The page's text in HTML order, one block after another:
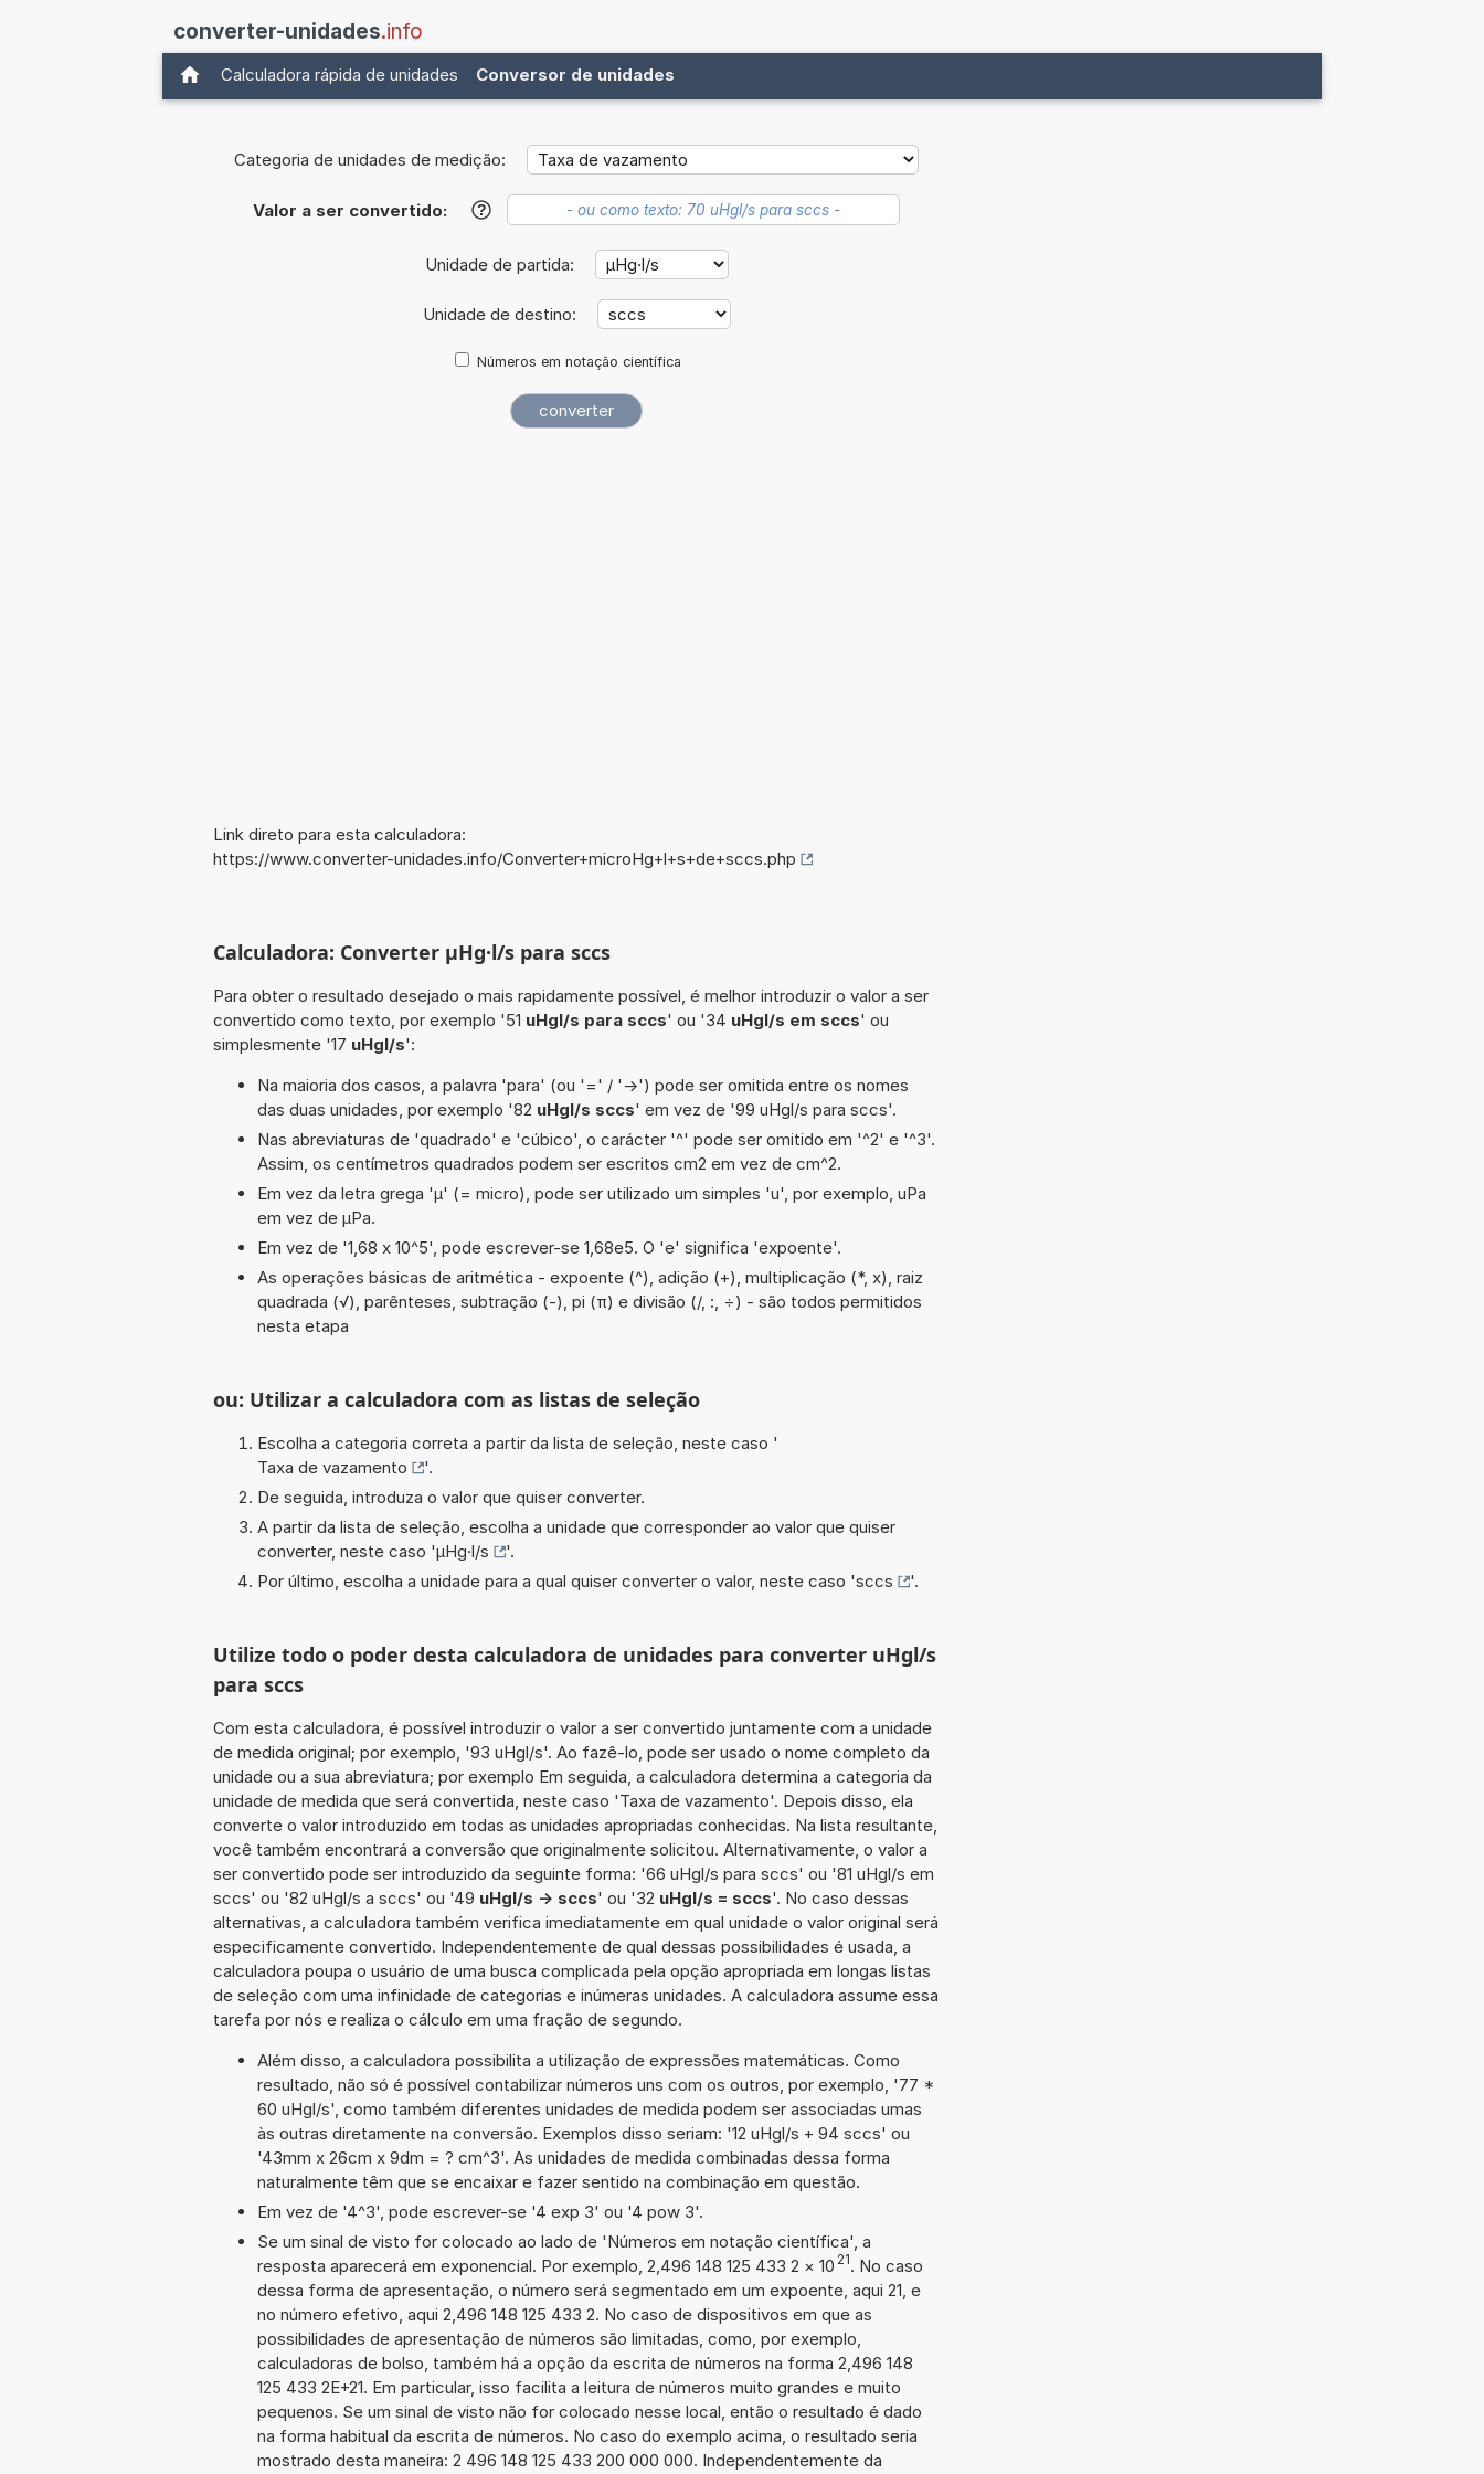
converter-unidades.info
Calculadora rápida de unidades Conversor de unidades
Categoria de unidades de medição:
Valor a ser convertido: ?
Unidade de partida:
Unidade de destino:
Números em notação científica
Link direto para esta calculadora:
https://www.converter-unidades.info/Converter+microHg+l+s+de+sccs.php
Calculadora: Converter µHg·l/s para sccs
Para obter o resultado desejado o mais rapidamente possível, é melhor introduzir o valor a ser
convertido como texto, por exemplo '51 uHgl/s para sccs' ou '34 uHgl/s em sccs' ou
simplesmente '17 uHgl/s':
Na maioria dos casos, a palavra 'para' (ou '=' / '->') pode ser omitida entre os nomes
das duas unidades, por exemplo '82 uHgl/s sccs' em vez de '99 uHgl/s para sccs'.
Nas abreviaturas de 'quadrado' e 'cúbico', o carácter '^' pode ser omitido em '^2' e '^3'.
Assim, os centímetros quadrados podem ser escritos cm2 em vez de cm^2.
Em vez da letra grega 'µ' (= micro), pode ser utilizado um simples 'u', por exemplo, uPa
em vez de µPa.
Em vez de '1,68 x 10^5', pode escrever-se 1,68e5. O 'e' significa 'expoente'.
As operações básicas de aritmética - expoente (^), adição (+), multiplicação (*, x), raiz
quadrada (√), parênteses, subtração (-), pi (π) e divisão (/, :, ÷) - são todos permitidos
nesta etapa
ou: Utilizar a calculadora com as listas de seleção
Escolha a categoria correta a partir da lista de seleção, neste caso '
Taxa de vazamento
'.
De seguida, introduza o valor que quiser converter.
A partir da lista de seleção, escolha a unidade que corresponder ao valor que quiser
converter, neste caso 'µHg·l/s
'.
Por último, escolha a unidade para a qual quiser converter o valor, neste caso 'sccs '.
Utilize todo o poder desta calculadora de unidades para converter uHgl/s
para sccs
Com esta calculadora, é possível introduzir o valor a ser convertido juntamente com a unidade
de medida original; por exemplo, '93 uHgl/s'. Ao fazê-lo, pode ser usado o nome completo da
unidade ou a sua abreviatura; por exemplo Em seguida, a calculadora determina a categoria da
unidade de medida que será convertida, neste caso 'Taxa de vazamento'. Depois disso, ela
converte o valor introduzido em todas as unidades apropriadas conhecidas. Na lista resultante,
você também encontrará a conversão que originalmente solicitou. Alternativamente, o valor a
ser convertido pode ser introduzido da seguinte forma: '66 uHgl/s para sccs' ou '81 uHgl/s em
sccs' ou '82 uHgl/s a sccs' ou '49 uHgl/s -> sccs' ou '32 uHgl/s = sccs'. No caso dessas
alternativas, a calculadora também verifica imediatamente em qual unidade o valor original será
especificamente convertido. Independentemente de qual dessas possibilidades é usada, a
calculadora poupa o usuário de uma busca complicada pela opção apropriada em longas listas
de seleção com uma infinidade de categorias e inúmeras unidades. A calculadora assume essa
tarefa por nós e realiza o cálculo em uma fração de segundo.
Além disso, a calculadora possibilita a utilização de expressões matemáticas. Como
resultado, não só é possível contabilizar números uns com os outros, por exemplo, '77 *
60 uHgl/s', como também diferentes unidades de medida podem ser associadas umas
às outras diretamente na conversão. Exemplos disso seriam: '12 uHgl/s + 94 sccs' ou
'43mm x 26cm x 9dm = ? cm^3'. As unidades de medida combinadas dessa forma
naturalmente têm que se encaixar e fazer sentido na combinação em questão.
Em vez de '4^3', pode escrever-se '4 exp 3' ou '4 pow 3'.
Se um sinal de visto for colocado ao lado de 'Números em notação científica', a
resposta aparecerá em exponencial. Por exemplo, 2,496 148 125 433 2 × 10 21. No caso
dessa forma de apresentação, o número será segmentado em um expoente, aqui 21, e
no número efetivo, aqui 2,496 148 125 433 2. No caso de dispositivos em que as
possibilidades de apresentação de números são limitadas, como, por exemplo,
calculadoras de bolso, também há a opção da escrita de números na forma 2,496 148
125 433 2E+21. Em particular, isso facilita a leitura de números muito grandes e muito
pequenos. Se um sinal de visto não for colocado nesse local, então o resultado é dado
na forma habitual da escrita de números. No caso do exemplo acima, o resultado seria
mostrado desta maneira: 2 496 148 125 433 200 000 000. Independentemente da